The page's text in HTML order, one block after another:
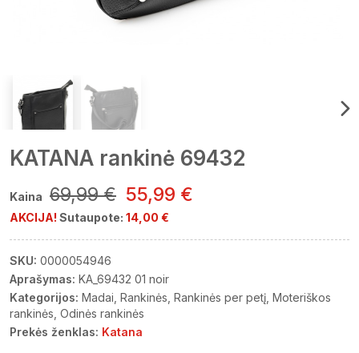
KATANA rankinė 69432
Kaina 69,99 € 55,99 €
AKCIJA! Sutaupote: 14,00 €
SKU: 0000054946
Aprašymas: KA_69432 01 noir
Kategorijos: Madai Rankinės Rankinės per petį Moteriškos
rankinės Odinės rankinės
Prekės ženklas: Katana